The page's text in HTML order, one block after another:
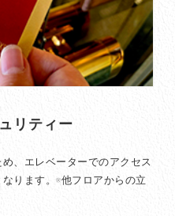
リティー
、エレベーターでのアクセス
ります。※他フロアからの立